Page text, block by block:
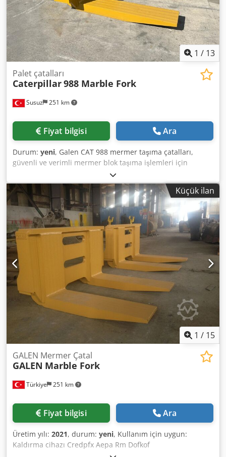
1 / 13
Susuz 251 km
Palet çatalları
Caterpillar988 Marble Fork
Fiyat bilgisi Ara
Durum: yeni, Galen CAT 988 mermer taşıma çatalları,
güvenli ve verimli mermer blok taşıma işlemleri için
tasarlanmış, ağır hizmet tipi bir tekerlekli yükleyici
aparatıdır. Güçlendirilmiş çelik yapı, makineye özel uyum,
yüksek taşıma kapasitesi ve zorlu taş ocaklarında ve taş
işleme uygulamalarında güvenilir performans sunar.
Ayrıntılı bilgi ve fiyat teklifleri için lütfen bizimle iletişime
geçin. Credpfjzlbmmex Afkof
Küçük ilan
1 / 15
Türkiye 251 km
GALEN Mermer Çatal
GALEN Marble Fork
Fiyat bilgisi Ara
Üretim yılı: 2021, durum: yeni, Kullanım için uygun:
Kaldırma cihazı Credpfx Aepa Rm Dofkof